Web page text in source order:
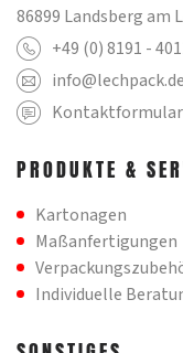
86899 Landsberg am
+49 (0) 8191 -
info@lechpack.de
Kontaktformular
PRODUKTE &
Navigation
überspringen
Kartonagen
Maßanfertigungen
Individuelle